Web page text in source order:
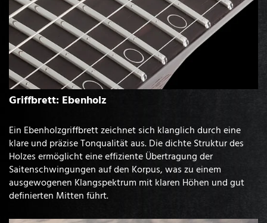
Griffbrett: Ebenholz
Ein Ebenholzgriffbrett zeichnet sich klanglich durch eine
klare und präzise Tonqualität aus. Die dichte Struktur des
Holzes ermöglicht eine effiziente Übertragung der
Saitenschwingungen auf den Korpus, was zu einem
ausgewogenen Klangspektrum mit klaren Höhen und gut
definierten Mitten führt.